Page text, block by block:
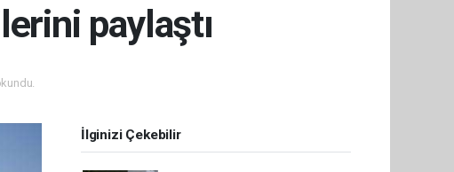
paylaştı
İlginizi Çekebilir